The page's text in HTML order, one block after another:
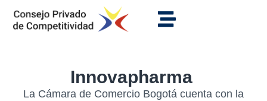
Innovapharma
La Cámara de Comercio Bogotá cuenta con la